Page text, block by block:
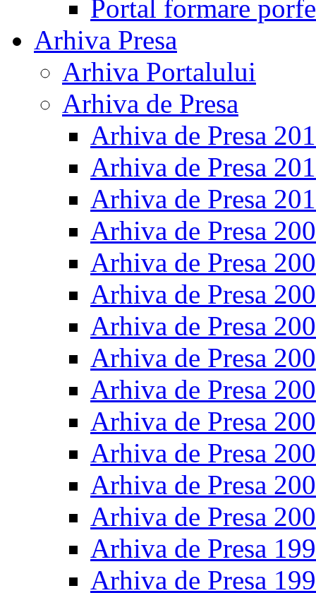
Portal formare
Arhiva Presa
Arhiva Portalului
Arhiva de Presa
Arhiva de Presa
Arhiva de Presa
Arhiva de Presa
Arhiva de Presa
Arhiva de Presa
Arhiva de Presa
Arhiva de Presa
Arhiva de Presa
Arhiva de Presa
Arhiva de Presa
Arhiva de Presa
Arhiva de Presa
Arhiva de Presa
Arhiva de Presa
Arhiva de Presa